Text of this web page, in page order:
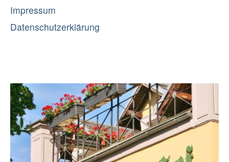
Impressum
Datenschutzerklärung